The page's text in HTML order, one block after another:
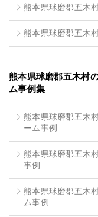
熊本県球磨郡五木
熊本県球磨郡五木
熊本県球磨郡五木村
ム事例集
熊本県球磨郡五木
ーム事例
熊本県球磨郡五木
事例
熊本県球磨郡五木
ム事例